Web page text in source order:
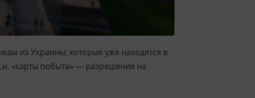
из Украины, которые уже находятся в
«карты побыта» — разрешения на